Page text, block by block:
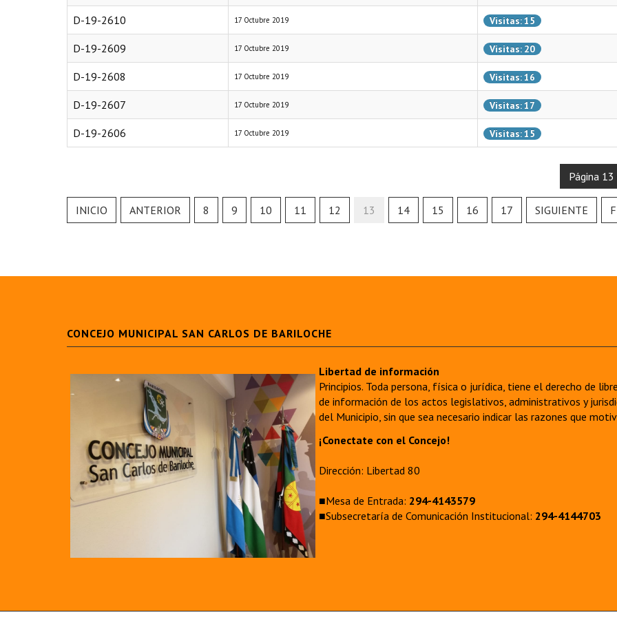
D-19-2610 17 Octubre 2019 Visitas: 15
D-19-2609 17 Octubre 2019 Visitas: 20
D-19-2608 17 Octubre 2019 Visitas: 16
D-19-2607 17 Octubre 2019 Visitas: 17
D-19-2606 17 Octubre 2019 Visitas: 15
Página 13
INICIO ANTERIOR 8 9 10 11 12 13 14 15 16 17 SIGUIENTE
CONCEJO MUNICIPAL SAN CARLOS DE BARILOCHE
Libertad de información
Principios. Toda persona, física o jurídica, tiene el derecho de
de información de los actos legislativos, administrativos y
del Municipio, sin que sea necesario indicar las razones que
¡Conectate con el Concejo!
Dirección: Libertad 80
■Mesa de Entrada: 294-4143579
■Subsecretaría de Comunicación Institucional: 294-4144703